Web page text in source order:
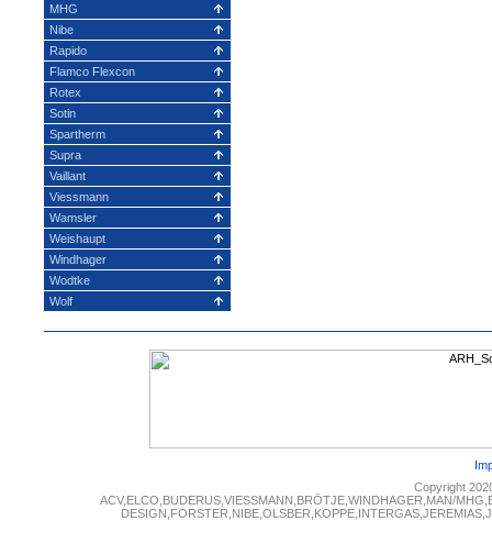
MHG
Nibe
Rapido
Flamco Flexcon
Rotex
Sotin
Spartherm
Supra
Vaillant
Viessmann
Wamsler
Weishaupt
Windhager
Wodtke
Wolf
Copyright
ACV,ELCO,BUDERUS,VIESSMANN,BRÖTJE,WINDHAGER,MAN/